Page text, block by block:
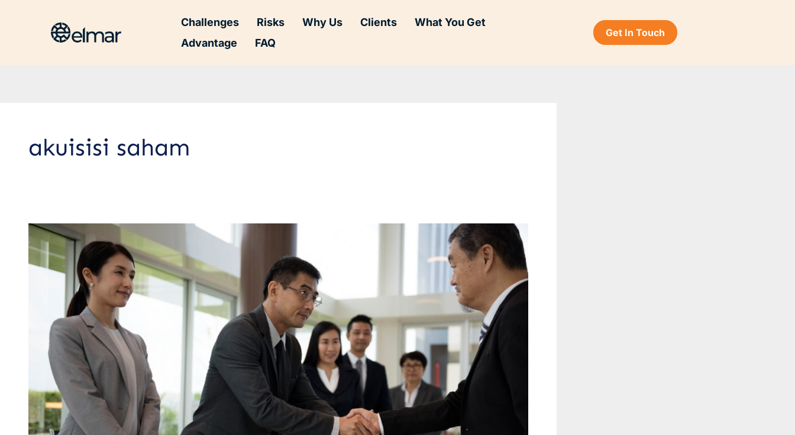
Challenges Risks Why Us Clients
What You Get
Advantage
FAQ
Get In Touch
akuisisi saham
5
Jenis
Strategi
Merger
Keuntungan
Tantangannya